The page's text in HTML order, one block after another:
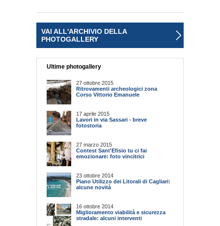
VAI ALL'ARCHIVIO DELLA
PHOTOGALLERY
Ultime photogallery
27 ottobre 2015
Ritrovamenti archeologici zona
Corso Vittorio Emanuele
17 aprile 2015
Lavori in via Sassari - breve
fotostoria
27 marzo 2015
Contest Sant'Efisio tu ci fai
emozionare: foto vincitrici
23 ottobre 2014
Piano Utilizzo dei Litorali di Cagliari:
alcune novità
16 ottobre 2014
Miglioramento viabilità e sicurezza
stradale: alcuni interventi